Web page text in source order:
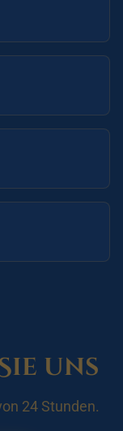
uns
24 Stunden.